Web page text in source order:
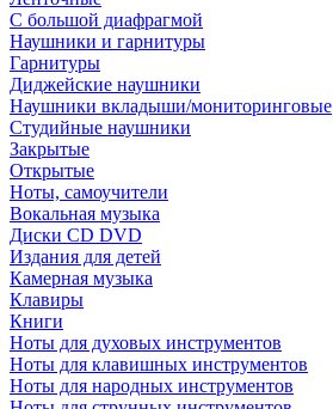
С большой диафрагмой
Наушники и гарнитуры
Гарнитуры
Диджейские наушники
Наушники вкладыши/мониторинговые
Студийные наушники
Закрытые
Открытые
Ноты, самоучители
Вокальная музыка
Диски CD DVD
Издания для детей
Камерная музыка
Клавиры
Книги
Ноты для духовых инструментов
Ноты для клавишных инструментов
Ноты для народных инструментов